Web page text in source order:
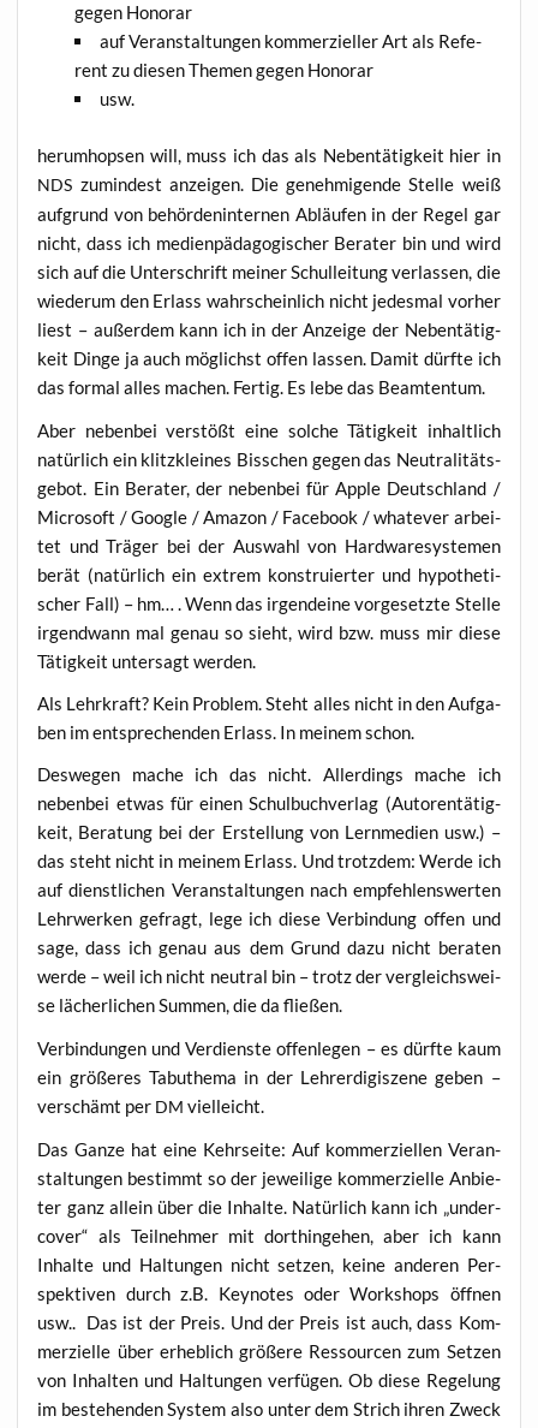
gegen Honorar
auf Ver­an­stal­tun­gen kom­mer­zi­el­ler Art als Refe­
rent zu die­sen The­men gegen Honorar
usw.
her­um­hop­sen will, muss ich das als Neben­tä­tig­keit hier in
NDS zumin­dest anzei­gen. Die geneh­mi­gen­de Stel­le weiß
auf­grund von behör­den­in­ter­nen Abläu­fen in der Regel gar
nicht, dass ich medi­en­päd­ago­gi­scher Bera­ter bin und wird
sich auf die Unter­schrift mei­ner Schul­lei­tung ver­las­sen, die
wie­der­um den Erlass wahr­schein­lich nicht jedes­mal vor­her
liest – außer­dem kann ich in der Anzei­ge der Neben­tä­tig­
keit Din­ge ja auch mög­lichst offen las­sen. Damit dürf­te ich
das for­mal alles machen. Fer­tig. Es lebe das Beamtentum.
Aber neben­bei ver­stößt eine sol­che Tätig­keit inhalt­lich
natür­lich ein klitz­klei­nes Biss­chen gegen das Neu­tra­li­täts­
ge­bot. Ein Bera­ter, der neben­bei für Apple Deutsch­land /
Micro­soft / Goog­le / Ama­zon / Face­book / wha­te­ver arbei­
tet und Trä­ger bei der Aus­wahl von Hard­ware­sys­te­men
berät (natür­lich ein extrem kon­stru­ier­ter und hypo­the­ti­
scher Fall) – hm… . Wenn das irgend­ei­ne vor­ge­setz­te Stel­le
irgend­wann mal genau so sieht, wird bzw. muss mir die­se
Tätig­keit unter­sagt werden.
Als Lehr­kraft? Kein Pro­blem. Steht alles nicht in den Auf­ga­
ben im ent­spre­chen­den Erlass. In mei­nem schon.
Des­we­gen mache ich das nicht. Aller­dings mache ich
neben­bei etwas für einen Schul­buch­ver­lag (Autoren­tä­tig­
keit, Bera­tung bei der Erstel­lung von Lern­me­di­en usw.) –
das steht nicht in mei­nem Erlass. Und trotz­dem: Wer­de ich
auf dienst­li­chen Ver­an­stal­tun­gen nach emp­feh­lens­wer­ten
Lehr­wer­ken gefragt, lege ich die­se Ver­bin­dung offen und
sage, dass ich genau aus dem Grund dazu nicht bera­ten
wer­de – weil ich nicht neu­tral bin – trotz der ver­gleichs­wei­
se lächer­li­chen Sum­men, die da fließen.
Ver­bin­dun­gen und Ver­diens­te offen­le­gen – es dürf­te kaum
ein grö­ße­res Tabu­the­ma in der Leh­rer­di­gi­sze­ne geben –
ver­schämt per DM vielleicht.
Das Gan­ze hat eine Kehr­sei­te: Auf kom­mer­zi­el­len Ver­an­
stal­tun­gen bestimmt so der jewei­li­ge kom­mer­zi­el­le Anbie­
ter ganz allein über die Inhal­te. Natür­lich kann ich „under­
co­ver“ als Teil­neh­mer mit dort­hin­ge­hen, aber ich kann
Inhal­te und Hal­tun­gen nicht set­zen, kei­ne ande­ren Per­
spek­ti­ven durch z.B. Key­notes oder Work­shops öff­nen
usw.. Das ist der Preis. Und der Preis ist auch, dass Kom­
mer­zi­el­le über erheb­lich grö­ße­re Res­sour­cen zum Set­zen
von Inhal­ten und Hal­tun­gen ver­fü­gen. Ob die­se Rege­lung
im bestehen­den Sys­tem also unter dem Strich ihren Zweck